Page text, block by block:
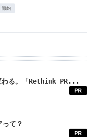
節約
わる。「Rethink PR...
PR
って？
PR